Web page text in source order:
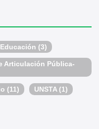
Educación (3)
Articulación Pública-
(11) UNSTA (1)